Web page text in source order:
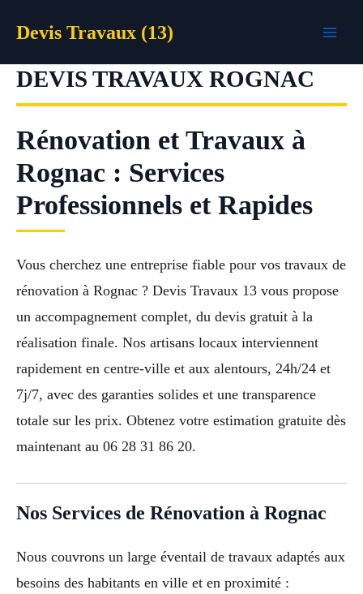
Devis Travaux (13)
DEVIS TRAVAUX ROGNAC
Rénovation et Travaux à
Rognac : Services
Professionnels et Rapides
Vous cherchez une entreprise fiable pour vos travaux de
rénovation à Rognac ? Devis Travaux 13 vous propose
un accompagnement complet, du devis gratuit à la
réalisation finale. Nos artisans locaux interviennent
rapidement en centre-ville et aux alentours, 24h/24 et
7j/7, avec des garanties solides et une transparence
totale sur les prix. Obtenez votre estimation gratuite dès
maintenant au 06 28 31 86 20.
Nos Services de Rénovation à Rognac
Nous couvrons un large éventail de travaux adaptés aux
besoins des habitants en ville et en proximité :